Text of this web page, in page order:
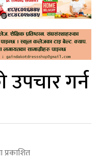
गर्न
प्रकाशित